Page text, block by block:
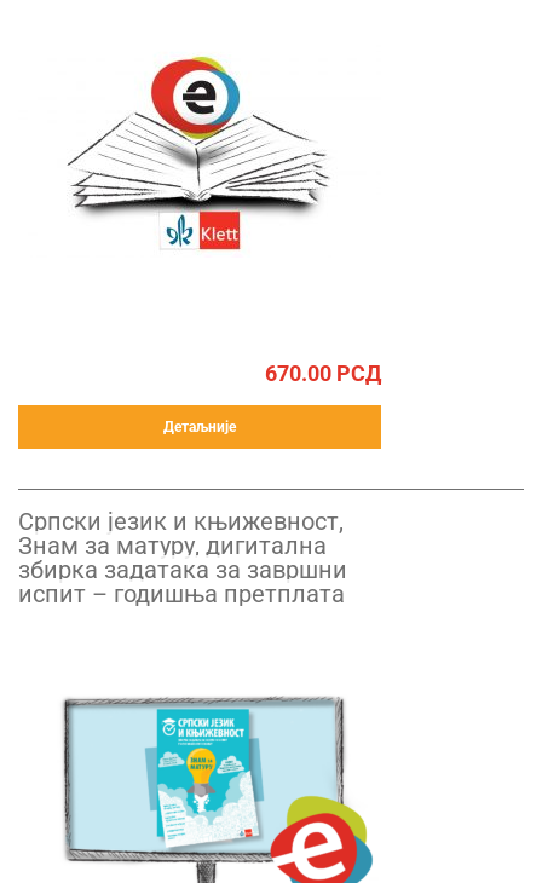
670.00 РСД
Детаљније
Српски језик и књижевност,
Знам за матуру, дигитална
збирка задатака за завршни
испит – годишња претплата